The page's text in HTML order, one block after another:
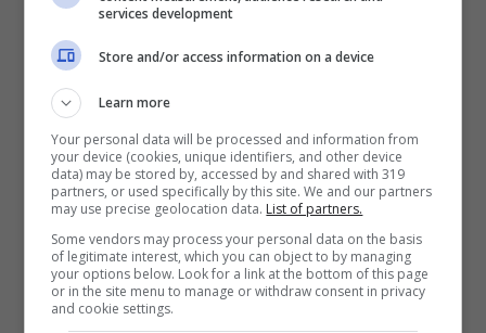
Shopping online: quando il “risparmio” può trasformarsi in
una sanzione salata (Uspms.it)
Questi prodotti sono stati fermati in dogana e
sottoposti a sequestro amministrativo. A fine
agosto, A.G. ha ricevuto una comunicazione
services development
Store and/or access information on a device
Learn more
Your personal data will be processed and information from
your device (cookies, unique identifiers, and other device
data) may be stored by, accessed by and shared with 319
partners, or used specifically by this site. We and our partners
may use precise geolocation data. List of partners.
Some vendors may process your personal data on the basis
of legitimate interest, which you can object to by managing
your options below. Look for a link at the bottom of this page
or in the site menu to manage or withdraw consent in privacy
and cookie settings.